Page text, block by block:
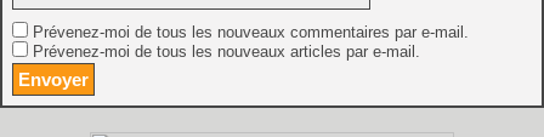
Prévenez-moi de tous les nouveaux commentaires par e-mail.
Prévenez-moi de tous les nouveaux articles par e-mail.